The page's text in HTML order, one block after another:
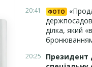
20:41 ФОТО
ділка, який
20:25
Президент